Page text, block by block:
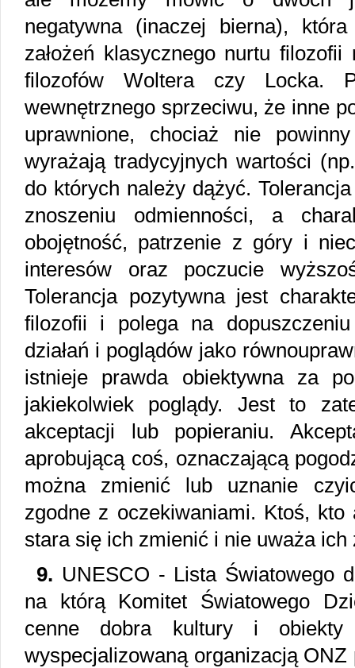
negatywna (inaczej bierna),
założeń klasycznego nurtu
filozofów Woltera czy Locka.
wewnętrznego sprzeciwu, że inne
uprawnione, chociaż nie
wyrażają tradycyjnych wartości
do których należy dążyć.
znoszeniu odmienności, a
obojętność, patrzenie z góry i
interesów oraz poczucie
Tolerancja pozytywna jest
filozofii i polega na
działań i poglądów jako
istnieje prawda obiektywna za
jakiekolwiek poglądy. Jest to
akceptacji lub popieraniu.
aprobującą coś, oznaczającą
można zmienić lub uznanie
zgodne z oczekiwaniami. Ktoś,
stara się ich zmienić i nie uważa ich
9. UNESCO - Lista Światowego
na którą Komitet Światowego
cenne dobra kultury i obiekty
wyspecjalizowaną organizacją ONZ